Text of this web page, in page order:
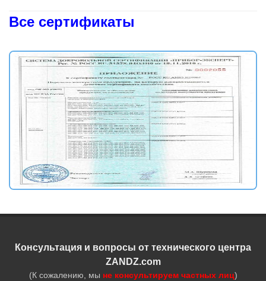
Все сертификаты
Консультация и вопросы от технического центра
ZANDZ.com
(К сожалению, мы не консультируем частных лиц)